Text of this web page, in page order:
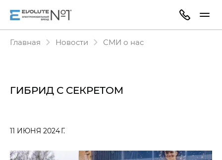
Главная Новости СМИ о нас
ГИБРИД С СЕКРЕТОМ
11 ИЮНЯ 2024 Г.